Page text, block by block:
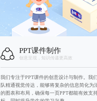
PPT课件制作
创意呈现，知识传递更高效
我们专注于PPT课件的创意设计与制作。我
队精通视觉传达，能够将复杂的信息简化为
的图表和布局，确保每一页PPT都能有效支